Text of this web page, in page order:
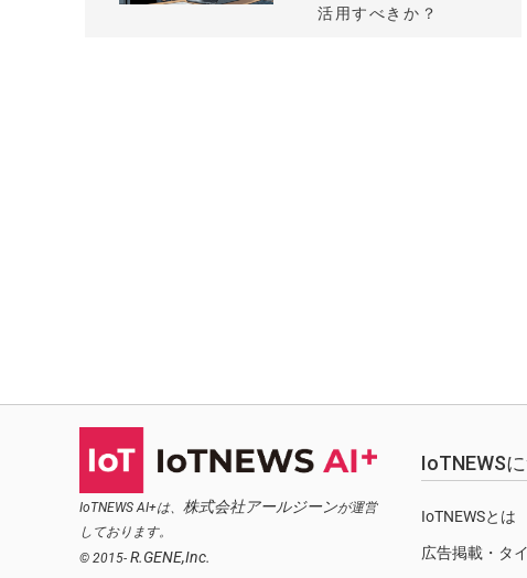
活用すべきか？
IoTNEWS AI+は、 株式会社アールジーンが運営
しております。
© 2015- R.GENE,Inc.
IoTNEWS
IoTNEWSとは
広告掲載・タ